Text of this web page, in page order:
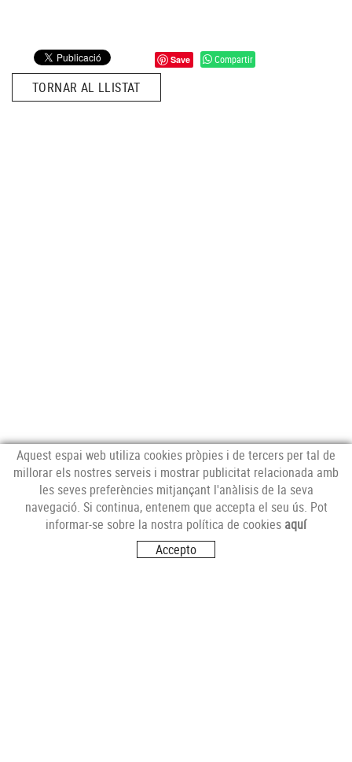
Save Compartir
TORNAR AL LLISTAT
NEWSLETTER
Aquest espai web utiliza cookies pròpies i de tercers per tal de
millorar els nostres serveis i mostrar publicitat relacionada amb
les seves preferències mitjançant l'anàlisis de la seva
navegació. Si continua, entenem que accepta el seu ús. Pot
informar-se sobre la nostra política de cookies aquí
Accepto